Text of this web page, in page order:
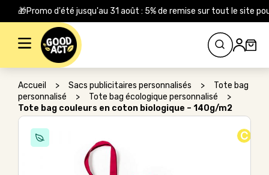
🎁Promo d'été jusqu'au 31 août : 5% de remise sur tout le site
Rechercher :
Accueil > Sacs publicitaires personnalisés >
Tote bag
personnalisé
> Tote bag écologique personnalisé
>
Tote bag couleurs en coton biologique – 140g/m2
C